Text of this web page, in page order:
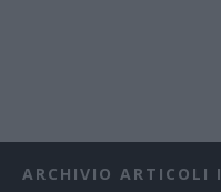
ARCHIVIO ARTICOLI